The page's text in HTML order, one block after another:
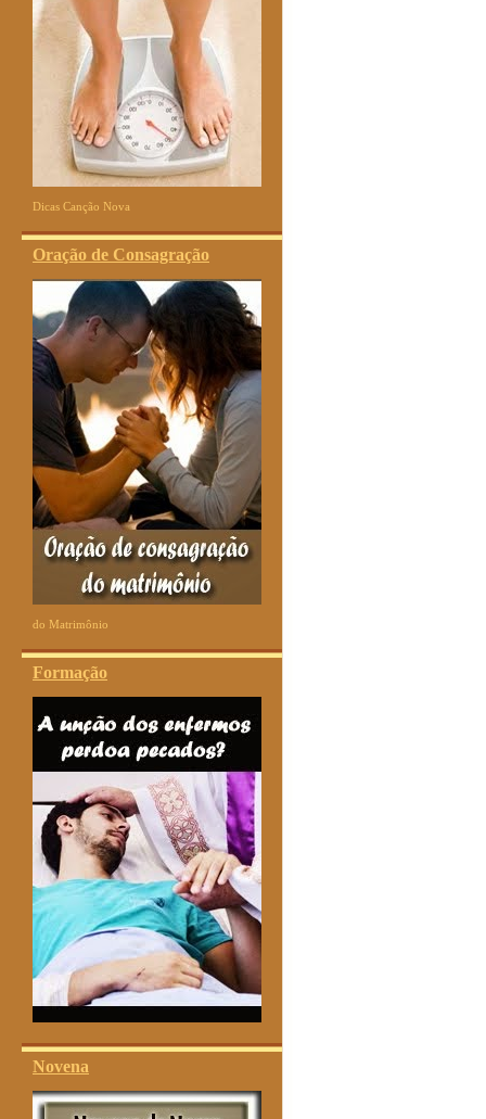
Dicas Canção Nova
Oração de Consagração
do Matrimônio
Formação
Novena